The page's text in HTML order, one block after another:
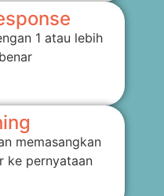
1 atau lebih
memasangkan
ke pernyataan